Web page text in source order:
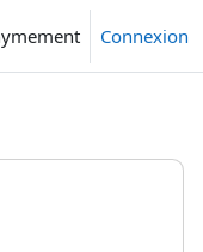
Connexion